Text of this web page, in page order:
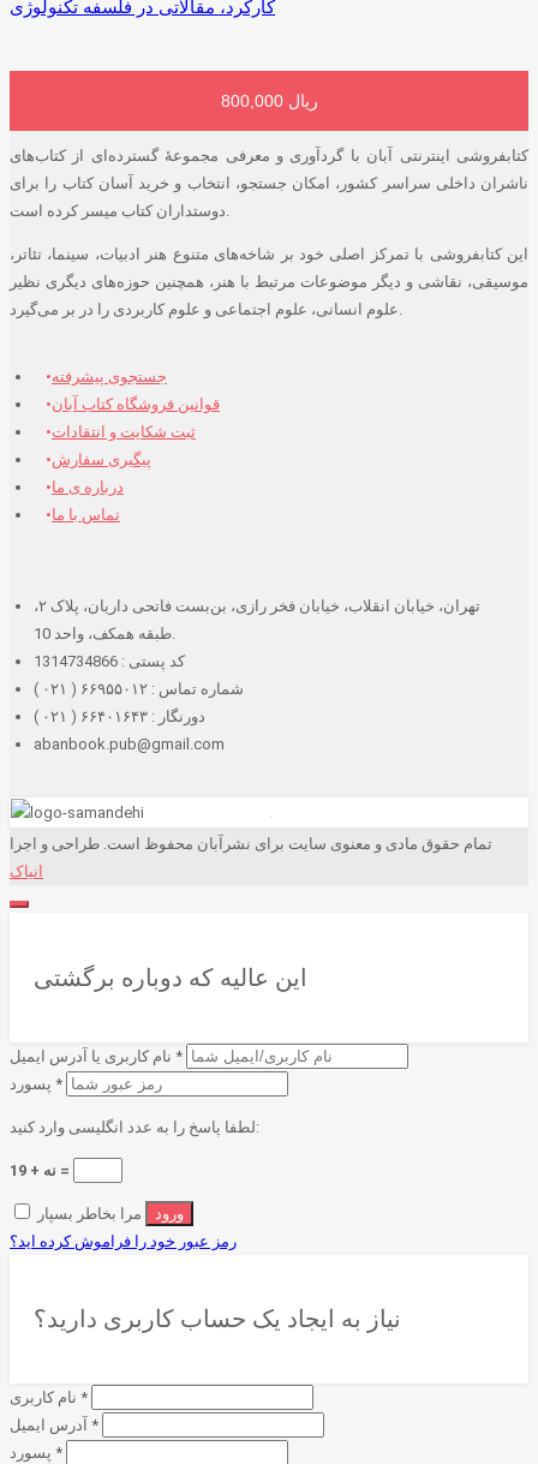
کارکرد، مقالاتی در فلسفه تکنولوژی
800,000 ریال
افزودن به سبد خرید
کتابفروشی اینترنتی آبان با گردآوری و معرفی مجموعۀ گسترده‌ای از کتاب‌های
ناشران داخلی سراسر کشور، امکان جستجو، انتخاب و خرید آسان کتاب را برای
دوستداران کتاب میسر کرده است.
این کتابفروشی با تمرکز اصلی خود بر شاخه‌های متنوع هنر ادبیات، سینما، تئاتر،
موسیقی، نقاشی و دیگر موضوعات مرتبط با هنر، همچنین حوزه‌های دیگری نظیر
علوم انسانی، علوم اجتماعی و علوم کاربردی را در بر می‌گیرد.
جستجوی پیشرفته
قوانین فروشگاه کتاب آبان
ثبت شکایت و انتقادات
پیگیری سفارش
درباره ی ما
تماس با ما
تهران، خیابان انقلاب، خیابان فخر رازی، بن‌بست فاتحی داریان، پلاک ۲،
طبقه همکف، واحد 10.
کد پستی : 1314734866
شماره تماس : ۶۶۹۵۵۰۱۲ ( ۰۲۱ )
دورنگار : ۶۶۴۰۱۶۴۳ ( ۰۲۱ )
abanbook.pub@gmail.com
تمام حقوق مادی و معنوی سایت برای نشرآبان محفوظ است. طراحی و اجرا
انیاک
این عالیه که دوباره برگشتی
*
*
لطفا پاسخ را به عدد انگلیسی وارد کنید:
19 + نه =
رمز عبور خود را فراموش کرده اید؟
نیاز به ایجاد یک حساب کاربری دارید؟
*
*
*